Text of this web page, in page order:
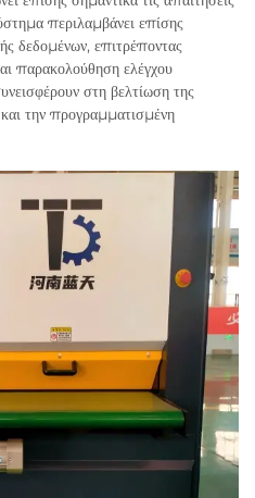
περιλαμβάνει επίσης
δεδομένων, επιτρέποντας
παρακολούθηση ελέγχου
στη βελτίωση της
και την προγραμματισμένη